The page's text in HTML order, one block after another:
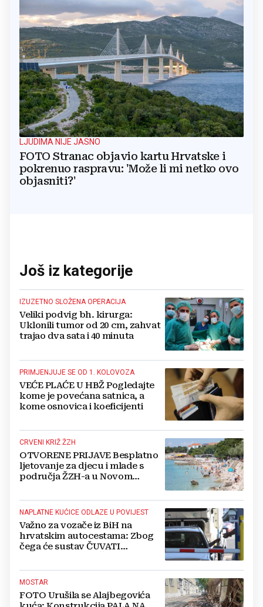
LJUDIMA NIJE JASNO
FOTO Stranac objavio kartu Hrvatske i
pokrenuo raspravu: 'Može li mi netko ovo
objasniti?'
Još iz kategorije
IZUZETNO SLOŽENA OPERACIJA
Veliki podvig bh. kirurga:
Uklonili tumor od 20 cm, zahvat
trajao dva sata i 40 minuta
PRIMJENJUJE SE OD 1. KOLOVOZA
VEĆE PLAĆE U HBŽ Pogledajte
kome je povećana satnica, a
kome osnovica i koeficijenti
CRVENI KRIŽ ŽZH
OTVORENE PRIJAVE Besplatno
ljetovanje za djecu i mlade s
područja ŽZH-a u Novom
NAPLATNE KUĆICE ODLAZE U POVIJEST
Važno za vozače iz BiH na
hrvatskim autocestama: Zbog
čega će sustav ČUVATI
čak 12 mjeseci?
MOSTAR
FOTO Urušila se Alajbegovića